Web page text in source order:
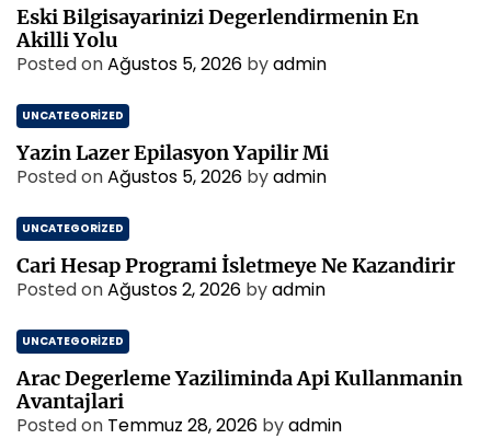
Eski Bilgisayarinizi Degerlendirmenin En
Akilli Yolu
Posted onAğustos 5, 2026 byadmin
UNCATEGORIZED
Yazin Lazer Epilasyon Yapilir Mi
Posted onAğustos 5, 2026 byadmin
UNCATEGORIZED
Cari Hesap Programi İsletmeye Ne Kazandirir
Posted onAğustos 2, 2026 byadmin
UNCATEGORIZED
Arac Degerleme Yaziliminda Api Kullanmanin
Avantajlari
Posted on Temmuz 28, 2026 byadmin